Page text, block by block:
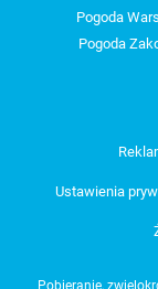
Pogoda
Pogoda
Ustawienia
Pobieranie,